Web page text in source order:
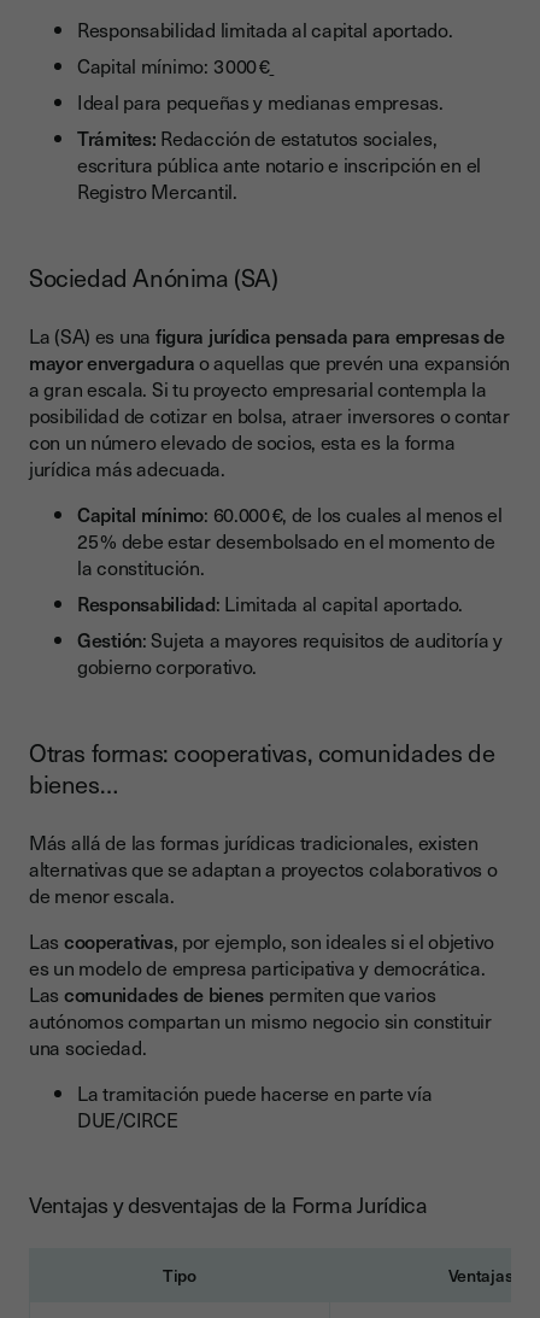
Responsabilidad limitada al capital aportado.
Capital mínimo: 3 000 €
Ideal para pequeñas y medianas empresas.
Trámites: Redacción de estatutos sociales,
escritura pública ante notario e inscripción en el
Registro Mercantil.
Sociedad Anónima (SA)
La (SA) es una figura jurídica pensada para empresas de
mayor envergadurao aquellas que prevén una expansión
a gran escala. Si tu proyecto empresarial contempla la
posibilidad de cotizar en bolsa, atraer inversores o contar
con un número elevado de socios, esta es la forma
jurídica más adecuada.
Capital mínimo: 60.000 €, de los cuales al menos el
25 % debe estar desembolsado en el momento de
la constitución.
Responsabilidad: Limitada al capital aportado.
Gestión: Sujeta a mayores requisitos de auditoría y
gobierno corporativo.
Otras formas: cooperativas, comunidades de
bienes…
Más allá de las formas jurídicas tradicionales, existen
alternativas que se adaptan a proyectos colaborativos o
de menor escala.
Las cooperativas, por ejemplo, son ideales si el objetivo
es un modelo de empresa participativa y democrática.
Las comunidades de bienes permiten que varios
autónomos compartan un mismo negocio sin constituir
una sociedad.
La tramitación puede hacerse en parte vía
DUE/CIRCE
Ventajas y desventajas de la Forma Jurídica
Tipo Ventajas